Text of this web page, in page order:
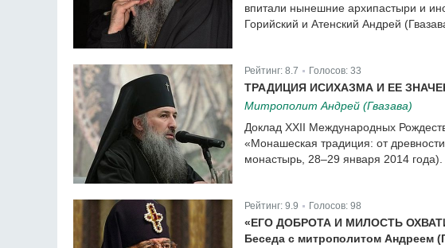
впитали нынешние архипастыри и
Горийский и Атенский Андрей
Рейтинг: 8.7 Голосов: 33
ТРАДИЦИЯ ИСИХАЗМА И ЕЕ
Митрополит Андрей (Гвазава)
Доклад XXII Международных
«Монашеская традиция: от
монастырь, 28–29 января 2014 года).
Рейтинг: 9.9 Голосов: 98
«ЕГО ДОБРОТА И МИЛОСТЬ
Беседа с митрополитом Андреем